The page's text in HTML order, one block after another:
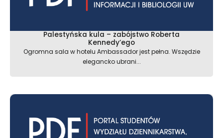
Palestyńska kula – zabójstwo Roberta
Kennedy’ego
Ogromna sala w hotelu Ambassador jest pełna. Wszędzie
elegancko ubrani...